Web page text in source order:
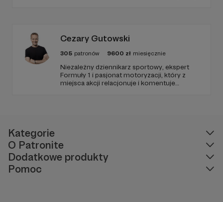
Cezary Gutowski
305 patronów 9600 zł miesięcznie
Niezależny dziennikarz sportowy, ekspert
Formuły 1 i pasjonat motoryzacji, który z
miejsca akcji relacjonuje i komentuje
Kategorie
O Patronite
Dodatkowe produkty
Pomoc